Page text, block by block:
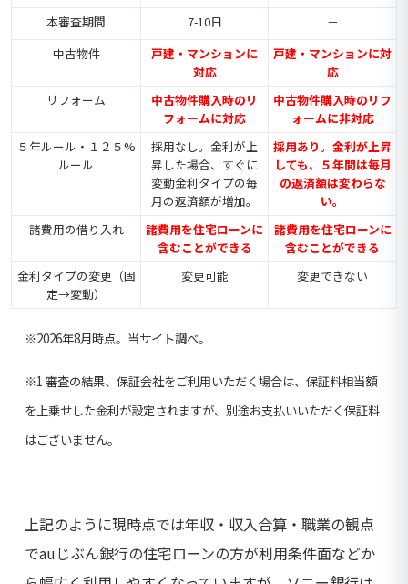
本審査期間
7-10日
－
中古物件
戸建・マンションに
対応
戸建・マンションに対
応
リフォーム
中古物件購入時のリ
フォームに対応
中古物件購入時のリフ
ォームに非対応
５年ルール・１２５%
ルール
採用なし。金利が上
昇した場合、すぐに
変動金利タイプの毎
月の返済額が増加。
採用あり。金利が上昇
しても、５年間は毎月
の返済額は変わらな
い。
諸費用の借り入れ
諸費用を住宅ローンに
含むことができる
諸費用を住宅ローンに
含むことができる
金利タイプの変更（固
定→変動）
変更可能 変更できない
※2026年8月時点。当サイト調べ。
※1 審査の結果、保証会社をご利用いただく場合は、保証料相当額
を上乗せした金利が設定されますが、別途お支払いいただく保証料
はございません。
上記のように現時点では年収・収入合算・職業の観点
でauじぶん銀行の住宅ローンの方が利用条件面などか